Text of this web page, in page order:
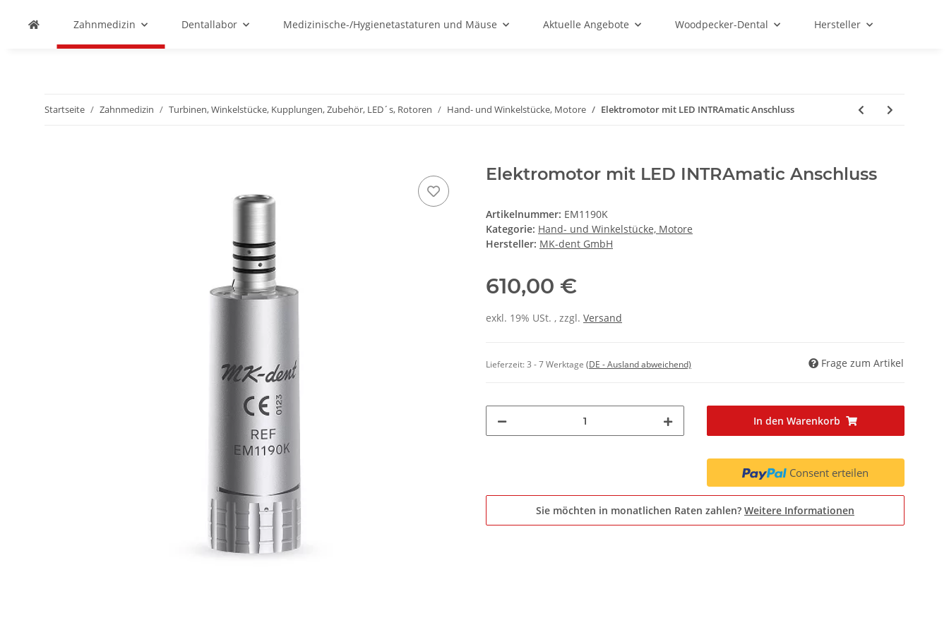
Zahnmedizin Dentallabor Medizinische-/Hygienetastaturen und Mäuse Aktuelle Angebote Woodpecker-Dental Hersteller
Startseite Zahnmedizin Turbinen, Winkelstücke, Kupplungen, Zubehör, LED´s, Rotoren Hand- und Winkelstücke, Motore Elektromotor mit LED INTRAmatic Anschluss
Elektromotor mit LED INTRAmatic Anschluss
Artikelnummer: EM1190K
Kategorie: Hand- und Winkelstücke, Motore
Hersteller: MK-dent GmbH
610,00 €
exkl. 19% USt. , zzgl. Versand
Lieferzeit:3 - 7 Werktage (DE - Ausland abweichend) Frage zum Artikel
In den Warenkorb
Consent erteilen
Sie möchten in monatlichen Raten zahlen? Weitere Informationen